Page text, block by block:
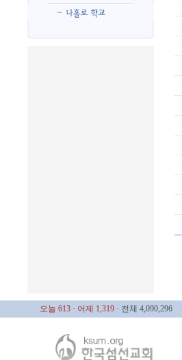
오늘 613 · 어제 1,319 · 전체 4,090,296